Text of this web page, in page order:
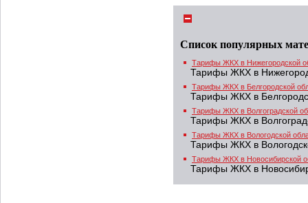
Список популярных
Тарифы ЖКХ в Нижегородской
Тарифы ЖКХ в
Тарифы ЖКХ в Белгородской
Тарифы ЖКХ в
Тарифы ЖКХ в Волгоградской
Тарифы ЖКХ в
Тарифы ЖКХ в Вологодской
Тарифы ЖКХ в
Тарифы ЖКХ в Новосибирской
Тарифы ЖКХ в